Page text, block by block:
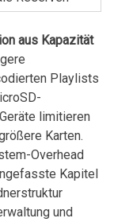
aus Kapazität
Playlists
limitieren
Karten.
Overhead
Kapitel
und